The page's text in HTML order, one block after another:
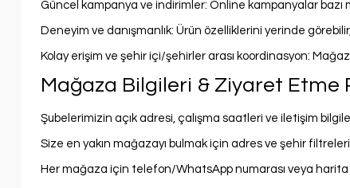
Güncel kampanya ve indirimler: Online kampanyalar
Deneyim ve danışmanlık: Ürün özelliklerini yerinde
Kolay erişim ve şehir içi/şehirler arası koordinasyon:
Mağaza Bilgileri & Ziyaret Etme
Şubelerimizin açık adresi, çalışma saatleri ve iletişim
Size en yakın mağazayı bulmak için adres ve şehir
Her mağaza için telefon/WhatsApp numarası veya harita